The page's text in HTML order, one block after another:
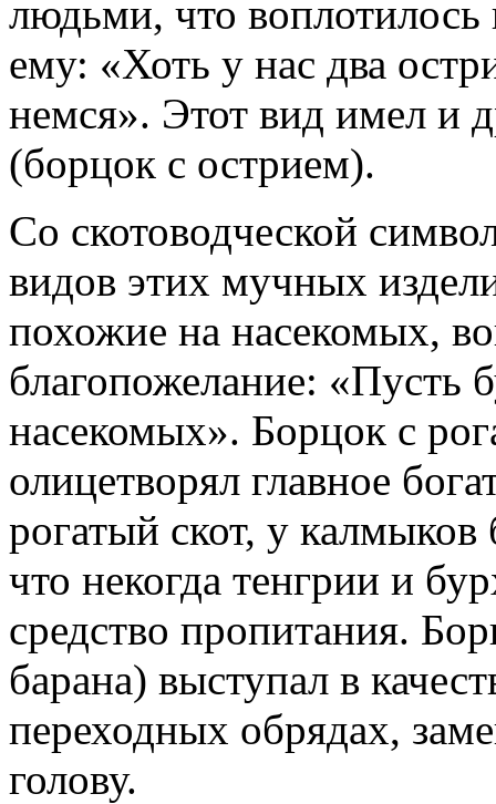
людьми, что
ему: «Хоть у нас два
немся». Этот вид имел и
(борцок с острием).
Со скотоводческой
видов этих мучных
похожие на насекомых,
благопожелание: «Пусть
насекомых». Борцок с
олицетворял главное
рогатый скот, у калмыков
что некогда тенгрии и
средство пропитания.
барана) выступал в
переходных обрядах,
голову.